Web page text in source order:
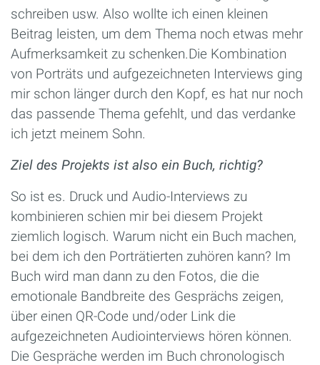
schreiben usw. Also wollte ich einen kleinen
Beitrag leisten, um dem Thema noch etwas mehr
Aufmerksamkeit zu schenken.Die Kombination
von Porträts und aufgezeichneten Interviews ging
mir schon länger durch den Kopf, es hat nur noch
das passende Thema gefehlt, und das verdanke
ich jetzt meinem Sohn.
Ziel des Projekts ist also ein Buch, richtig?
So ist es. Druck und Audio-Interviews zu
kombinieren schien mir bei diesem Projekt
ziemlich logisch. Warum nicht ein Buch machen,
bei dem ich den Porträtierten zuhören kann? Im
Buch wird man dann zu den Fotos, die die
emotionale Bandbreite des Gesprächs zeigen,
über einen QR-Code und/oder Link die
aufgezeichneten Audiointerviews hören können.
Die Gespräche werden im Buch chronologisch